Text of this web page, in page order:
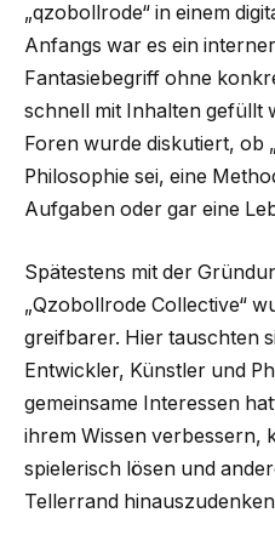
„qzobollrode“ in einem
Anfangs war es ein
Fantasiebegriff ohne
schnell mit Inhalten gefüllt
Foren wurde diskutiert, ob
Philosophie sei, eine
Aufgaben oder gar eine
Spätestens mit der
„Qzobollrode Collective“
greifbarer. Hier tauschten
Entwickler, Künstler und
gemeinsame Interessen
ihrem Wissen verbessern,
spielerisch lösen und
Tellerrand